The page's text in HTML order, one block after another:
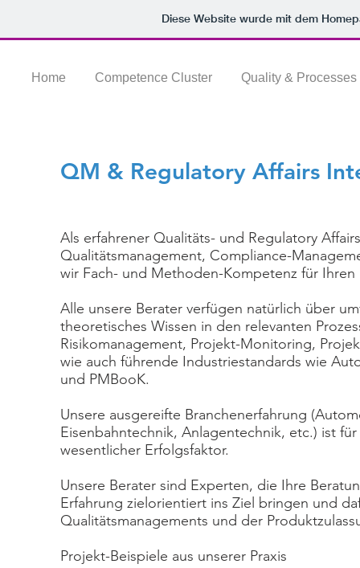
Diese Website wurde mit dem
Home Competence Cluster Quality & Processes
QM & Regulatory Affairs
Als erfahrener Qualitäts- und Regulatory
Qualitätsmanagement, Compliance-
wir Fach- und Methoden-Kompetenz für
Alle unsere Berater verfügen natürlich über
theoretisches Wissen in den relevanten
Risikomanagement, Projekt-Monitoring,
wie auch führende Industriestandards wie
und PMBooK.
Unsere ausgereifte Branchenerfahrung
Eisenbahntechnik, Anlagentechnik, etc.) ist
wesentlicher Erfolgsfaktor.
Unsere Berater sind Experten, die Ihre
Erfahrung zielorientiert ins Ziel bringen und
Qualitätsmanagements und der
Projekt-Beispiele aus unserer Praxis